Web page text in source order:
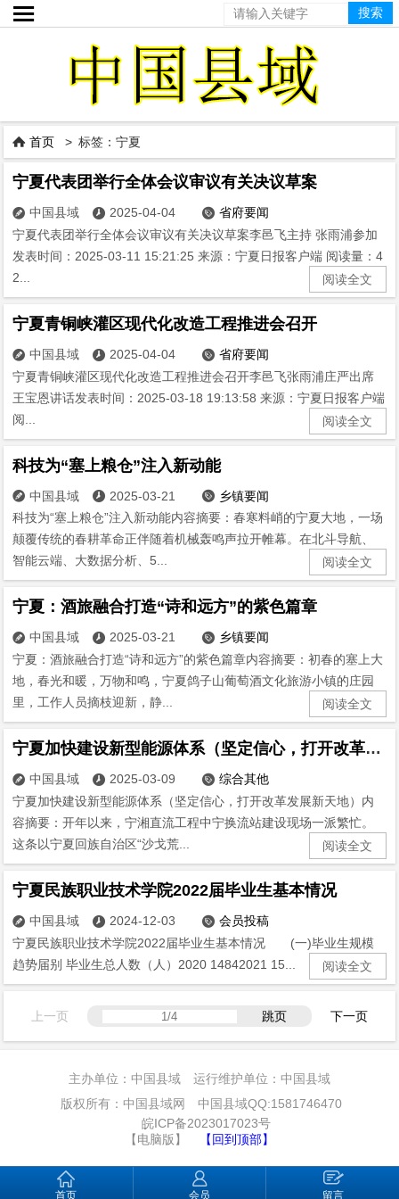

 首页 > 标签：宁夏
宁夏代表团举行全体会议审议有关决议草案
 中国县域  2025-04-04  省府要闻
宁夏代表团举行全体会议审议有关决议草案李邑飞主持 张雨浦参加
发表时间：2025-03-11 15:21:25 来源：宁夏日报客户端 阅读量：4
2...
阅读全文
宁夏青铜峡灌区现代化改造工程推进会召开
 中国县域  2025-04-04  省府要闻
宁夏青铜峡灌区现代化改造工程推进会召开李邑飞张雨浦庄严出席
王宝恩讲话发表时间：2025-03-18 19:13:58 来源：宁夏日报客户端
阅...
阅读全文
科技为“塞上粮仓”注入新动能
 中国县域  2025-03-21  乡镇要闻
科技为“塞上粮仓”注入新动能内容摘要：春寒料峭的宁夏大地，一场
颠覆传统的春耕革命正伴随着机械轰鸣声拉开帷幕。在北斗导航、
智能云端、大数据分析、5...
阅读全文
宁夏：酒旅融合打造“诗和远方”的紫色篇章
 中国县域  2025-03-21  乡镇要闻
宁夏：酒旅融合打造“诗和远方”的紫色篇章内容摘要：初春的塞上大
地，春光和暖，万物和鸣，宁夏鸽子山葡萄酒文化旅游小镇的庄园
里，工作人员摘枝迎新，静...
阅读全文
宁夏加快建设新型能源体系（坚定信心，打开改革发展新天地）
 中国县域  2025-03-09  综合其他
宁夏加快建设新型能源体系（坚定信心，打开改革发展新天地）内
容摘要：开年以来，宁湘直流工程中宁换流站建设现场一派繁忙。
这条以宁夏回族自治区“沙戈荒...
阅读全文
宁夏民族职业技术学院2022届毕业生基本情况
 中国县域  2024-12-03  会员投稿
宁夏民族职业技术学院2022届毕业生基本情况 (一)毕业生规模
趋势届别 毕业生总人数（人）2020 14842021 15...
阅读全文
上一页 跳页 下一页
主办单位：中国县域 运行维护单位：中国县域
版权所有：中国县域网 中国县域QQ:1581746470
皖ICP备2023017023号
【电脑版】
【回到顶部】
首页 会员 留言